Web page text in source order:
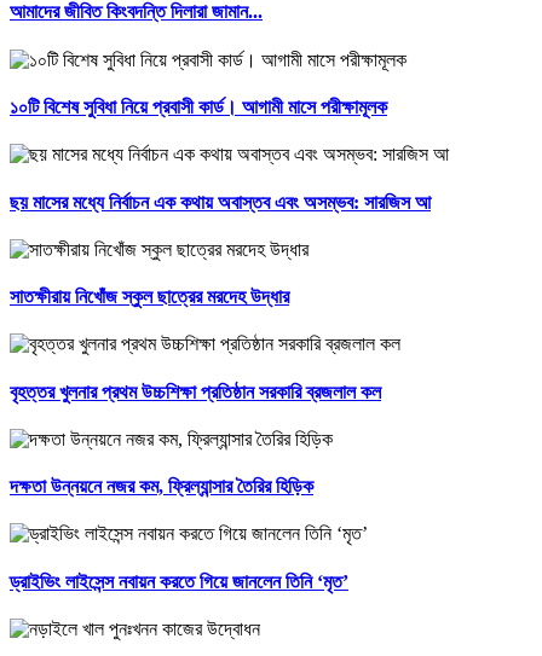
আমাদের জীবিত কিংবদন্তি দিলারা জামান...
১০টি বিশেষ সুবিধা নিয়ে প্রবাসী কার্ড। আগামী মাসে পরীক্ষামূলক
ছয় মাসের মধ্যে নির্বাচন এক কথায় অবাস্তব এবং অসম্ভব: সারজিস আ
সাতক্ষীরায় নিখোঁজ স্কুল ছাত্রের মরদেহ উদ্ধার
বৃহত্তর খুলনার প্রথম উচ্চশিক্ষা প্রতিষ্ঠান সরকারি ব্রজলাল কল
দক্ষতা উন্নয়নে নজর কম, ফ্রিল্যান্সার তৈরির হিড়িক
ড্রাইভিং লাইসেন্স নবায়ন করতে গিয়ে জানলেন তিনি ‘মৃত’